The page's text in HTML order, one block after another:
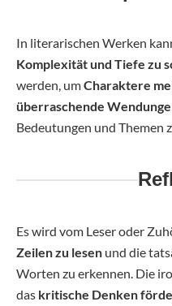
In literarischen Werken
Komplexität und Tiefe zu
werden, umCharaktere
überraschende
Bedeutungen und Themen
Es wird vom Leser oder
Zeilen zu lesen und die
Worten zu erkennen. Die
das kritische Denken